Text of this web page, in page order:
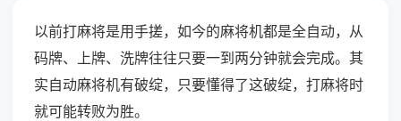
以前打麻将是用手搓，如今的麻将机都是全自动，从
码牌、上牌、洗牌往往只要一到两分钟就会完成。其
实自动麻将机有破绽，只要懂得了这破绽，打麻将时
就可能转败为胜。